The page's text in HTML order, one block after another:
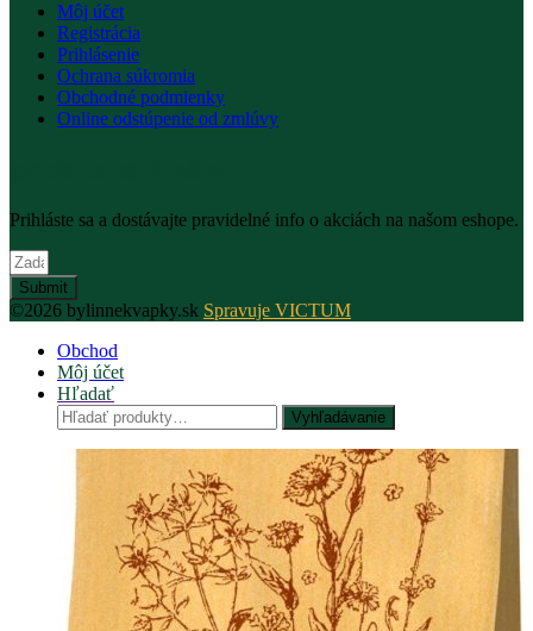
Môj účet
Registrácia
Prihlásenie
Ochrana súkromia
Obchodné podmienky
Online odstúpenie od zmlúvy
Prihláste sa a dostávajte pravidelné info o akciách na našom eshope.
Submit
©2026 bylinnekvapky.sk Spravuje VICTUM
Obchod
Môj účet
Hľadať
Hľadať:
Vyhľadávanie